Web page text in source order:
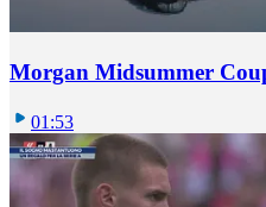
Morgan Midsummer
01:53